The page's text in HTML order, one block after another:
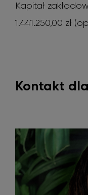
Kapitał
1.441.250,00 zł
Kontakt